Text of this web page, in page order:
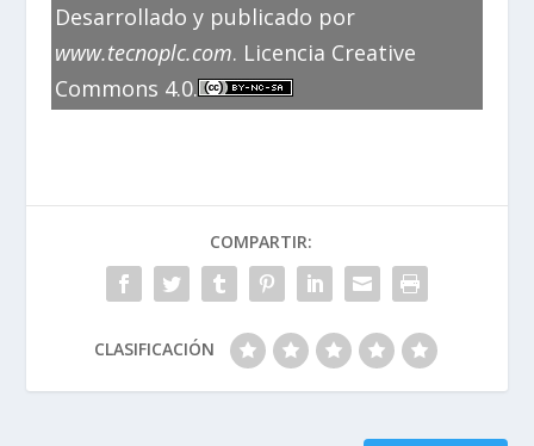
Desarrollado y publicado por
www.tecnoplc.com. Licencia Creative
Commons 4.0.
COMPARTIR:
CLASIFICACIÓN